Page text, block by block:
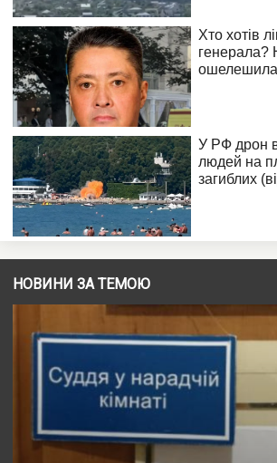
НОВИНИ ЗА ТЕМОЮ